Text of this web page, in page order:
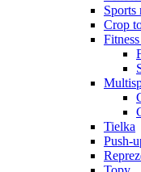
Sports
Crop
Tielka
Push-